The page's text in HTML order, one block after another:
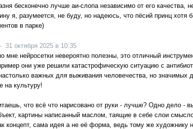
бесконечно лучше аи-слопа независимо от его качества,
я, разумеется, не буду, но надеюсь, что пёсий принц хотя
в парке)
октября 2025 в 10:35
мне нейросетки невероятно полезны, это отличный
они уже решили катастрофическую ситуацию с
важных для выживания человечества, но значимых
на культуру!
что всё что нарисовано от руки - лучше? Одно дело -
картины написанный маслом, таящие в себе слои
концепт, сама идея а не её форма, ведь тому же художнику